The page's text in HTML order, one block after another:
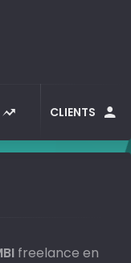
CLIENTS
freelance en